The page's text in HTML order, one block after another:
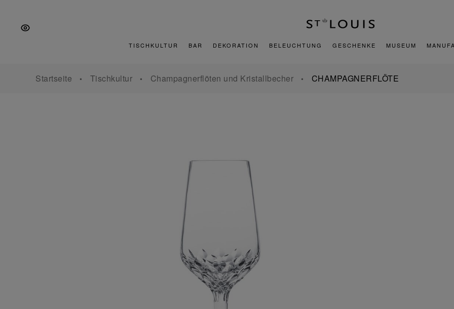
springen
springen
springen
TISCHKULTUR BAR DEKORATION BELEUCHTUNG GESCHENKE MUSEUM
Startseite Tischkultur Champagnerflöten und Kristallbecher CHAMPAGNERFLÖTE